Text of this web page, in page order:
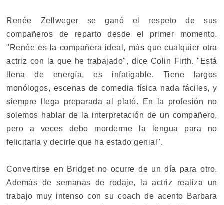
Renée Zellweger se ganó el respeto de sus
compañeros de reparto desde el primer momento.
"Renée es la compañera ideal, más que cualquier otra
actriz con la que he trabajado", dice Colin Firth. "Está
llena de energía, es infatigable. Tiene largos
monólogos, escenas de comedia física nada fáciles, y
siempre llega preparada al plató. En la profesión no
solemos hablar de la interpretación de un compañero,
pero a veces debo morderme la lengua para no
felicitarla y decirle que ha estado genial".
Convertirse en Bridget no ocurre de un día para otro.
Además de semanas de rodaje, la actriz realiza un
trabajo muy intenso con su coach de acento Barbara